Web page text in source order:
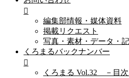
編集部情報・媒体資料
掲載リクエスト
写真・素材・データ・
くろまるバックナンバー
くろまる Vol.32 －目次